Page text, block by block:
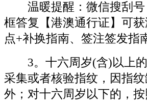
温暖提醒：微信搜刮号
框答复【港澳通行证】可
点+补换指南、签注签发指
3。十六周岁(含)以上的
采集或者核验指纹，因指
外；对十六周岁以下的，